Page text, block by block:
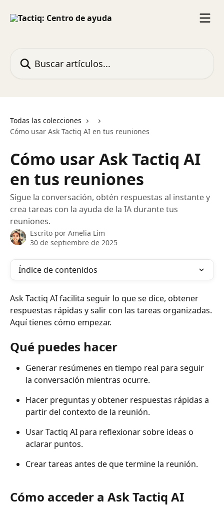
Todas las colecciones
Cómo usar Ask Tactiq AI en tus reuniones
Cómo usar Ask Tactiq AI
en tus reuniones
Sigue la conversación, obtén respuestas al instante y
crea tareas con la ayuda de la IA durante tus
reuniones.
Escrito por Amelia Lim
30 de septiembre de 2025
Índice de contenidos
Ask Tactiq AI facilita seguir lo que se dice, obtener
respuestas rápidas y salir con las tareas organizadas.
Aquí tienes cómo empezar.
Qué puedes hacer
Generar resúmenes en tiempo real para seguir
la conversación mientras ocurre.
Hacer preguntas y obtener respuestas rápidas a
partir del contexto de la reunión.
Usar Tactiq AI para reflexionar sobre ideas o
aclarar puntos.
Crear tareas antes de que termine la reunión.
Cómo acceder a Ask Tactiq AI